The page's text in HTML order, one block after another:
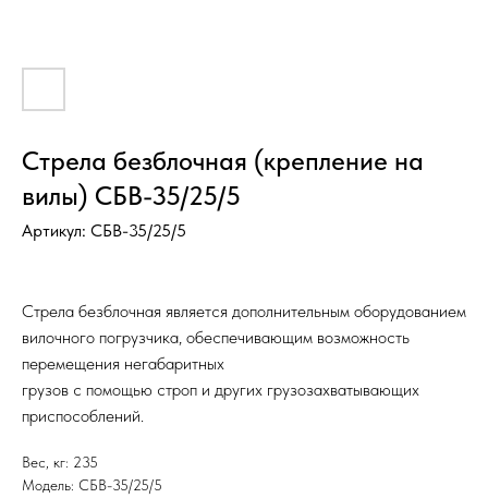
Стрела безблочная (крепление на
вилы) СБВ-35/25/5
Артикул: СБВ-35/25/5
Стрела безблочная является дополнительным оборудованием
вилочного погрузчика, обеспечивающим возможность
перемещения негабаритных
грузов с помощью строп и других грузозахватывающих
приспособлений.
Вес, кг: 235
Модель: СБВ-35/25/5